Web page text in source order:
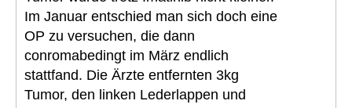
Im Januar entschied man sich doch eine
OP zu versuchen, die dann
conromabedingt im März endlich
stattfand. Die Ärzte entfernten 3kg
Tumor, den linken Lederlappen und